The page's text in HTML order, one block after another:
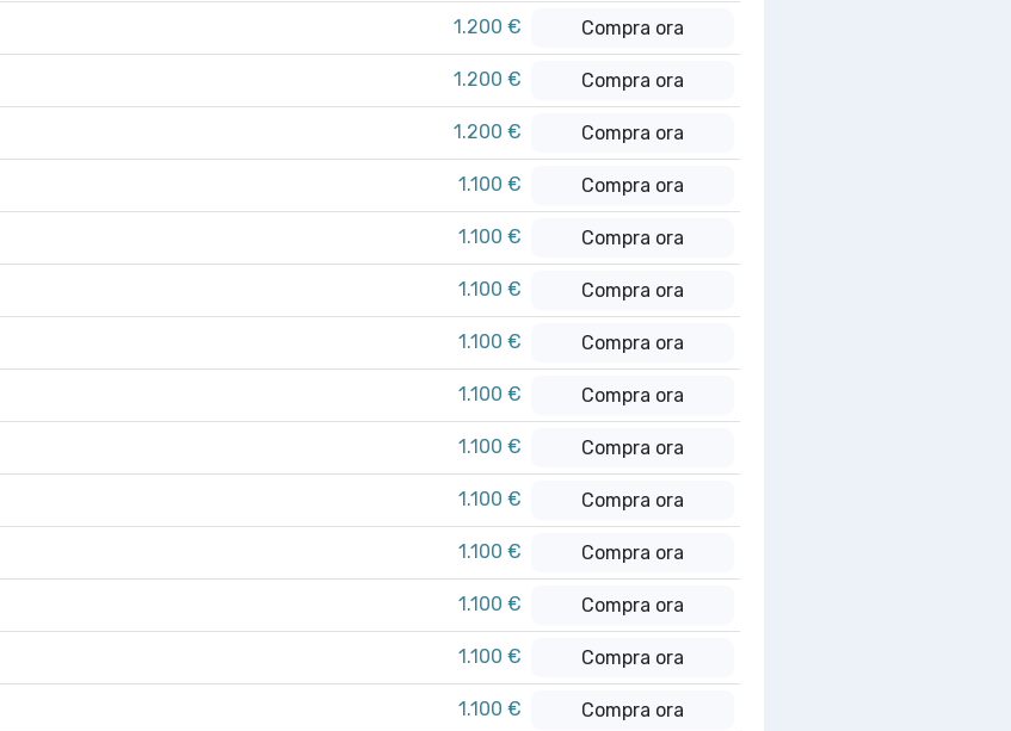
1.200 € Compra ora
1.200 € Compra ora
1.200 € Compra ora
1.100 € Compra ora
1.100 € Compra ora
1.100 € Compra ora
1.100 € Compra ora
1.100 € Compra ora
1.100 € Compra ora
1.100 € Compra ora
1.100 € Compra ora
1.100 € Compra ora
1.100 € Compra ora
1.100 € Compra ora